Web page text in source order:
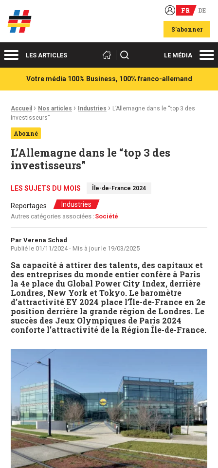
Acteurs du franco-allemand FR DE
S'abonner
MenuLES ARTICLES Rechercher LE MÉDIA
Votre média 100% Business, 100% franco-allemand
Fil d'Ariane :
Accueil › Nos articles › Industries › L’Allemagne dans le “top 3 des
investisseurs”
Abonné
L’Allemagne dans le “top 3 des
investisseurs”
LES SUJETS DU MOIS Île-de-France 2024
Reportages Industries
Autres catégories associées : Société
Auteur
Par Verena Schad
Publié le 01/11/2024- Mis à jour le 19/03/2025
Sa capacité à attirer des talents, des capitaux et
des entreprises du monde entier confère à Paris
la 4e place du Global Power City Index, derrière
Londres, New York et Tokyo. Le baromètre
d’attractivité EY 2024 place l’Île-de-France en 2e
position derrière la grande région de Londres. Le
succès des Jeux Olympiques de Paris 2024
conforte l’attractivité de la Région Île-de-France.